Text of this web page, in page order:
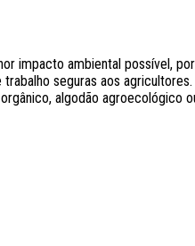
ambiental possível,
seguras aos agricultores.
algodão agroecológico